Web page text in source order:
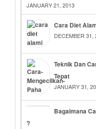
JANUARY 21, 2013
Cara Diet
DECEMBER 31,
Teknik Dan
Tepat
JANUARY 31,
Bagaimana
?